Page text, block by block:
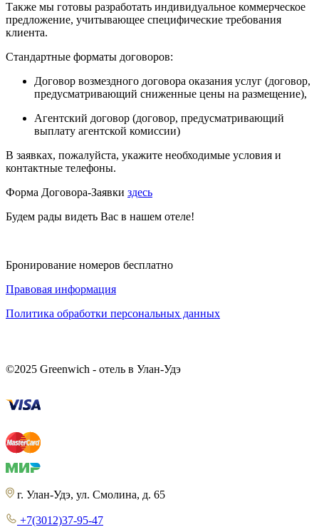
Также мы готовы разработать индивидуальное коммерческое
предложение, учитывающее специфические требования
клиента.
Стандартные форматы договоров:
Договор возмездного договора оказания услуг (договор,
предусматривающий сниженные цены на размещение),
Агентский договор (договор, предусматривающий
выплату агентской комиссии)
В заявках, пожалуйста, укажите необходимые условия и
контактные телефоны.
Форма Договора-Заявки здесь
Будем рады видеть Вас в нашем отеле!
Бронирование номеров бесплатно
Правовая информация
Политика обработки персональных данных
©2025 Greenwich - отель в Улан-Удэ
г. Улан-Удэ, ул. Смолина, д. 65
+7(3012)37-95-47